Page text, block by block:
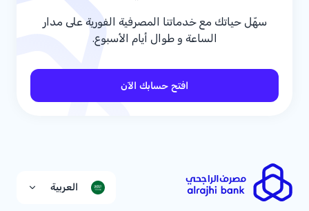
سهّل حياتك مع خدماتنا المصرفية الفورية على مدار
الساعة و طوال أيام الأسبوع.
افتح حسابك الآن
العربية